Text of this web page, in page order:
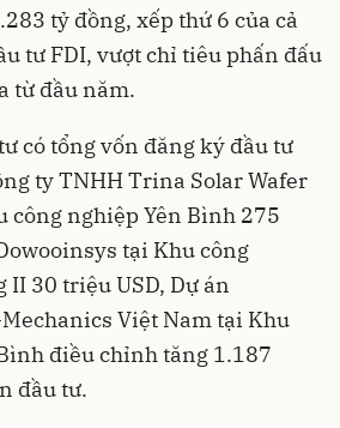
tỷ đồng, xếp thứ 6 của cả
tư FDI, vượt chỉ tiêu phấn đấu
từ đầu năm.
có tổng vốn đăng ký đầu tư
ty TNHH Trina Solar Wafer
công nghiệp Yên Bình 275
tại Khu công
II 30 triệu USD, Dự án
Việt Nam tại Khu
điều chỉnh tăng 1.187
đầu tư.